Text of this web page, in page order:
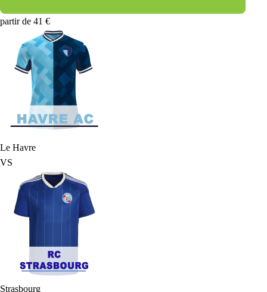
partir de 41 €
Le Havre
VS
Strasbourg